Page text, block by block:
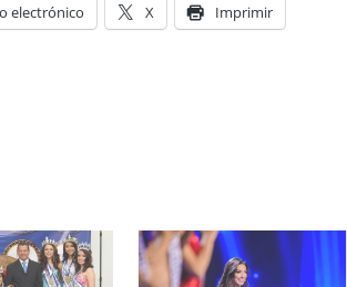
electrónico X Imprimir